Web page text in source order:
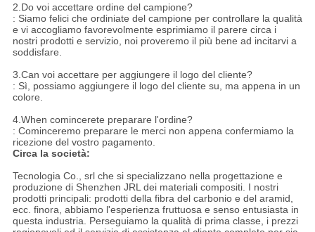
2.Do voi accettare ordine del campione?
: Siamo felici che ordiniate del campione per controllare la qualità
e vi accogliamo favorevolmente esprimiamo il parere circa i
nostri prodotti e servizio, noi proveremo il più bene ad incitarvi a
soddisfare.
3.Can voi accettare per aggiungere il logo del cliente?
: Sì, possiamo aggiungere il logo del cliente su, ma appena in un
colore.
4.When comincerete preparare l'ordine?
: Cominceremo preparare le merci non appena confermiamo la
ricezione del vostro pagamento.
Circa la società:
Tecnologia Co., srl che si specializzano nella progettazione e
produzione di Shenzhen JRL dei materiali compositi. I nostri
prodotti principali: prodotti della fibra del carbonio e del aramid,
ecc. finora, abbiamo l'esperienza fruttuosa e senso entusiasta in
questa industria. Perseguiamo la qualità di prima classe, i prezzi